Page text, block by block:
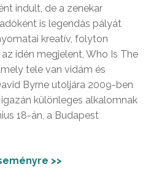
indult, de a zenekar
is legendás pályát
kreatív, folyton
idén megjelent, Who Is The
tele van vidám és
Byrne utoljára 2009-ben
különleges alkalomnak
18-án, a Budapest
>>